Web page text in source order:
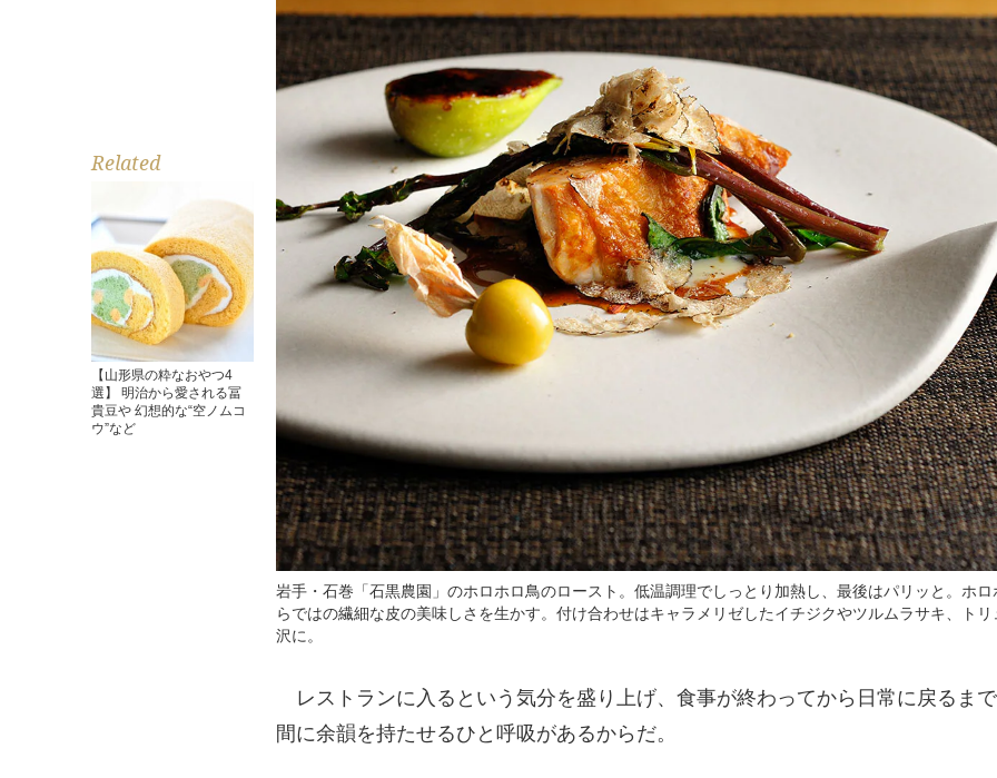
Related
【山形県の粋なおやつ4
選】 明治から愛される冨
貴豆や 幻想的な“空ノムコ
ウ”など
岩手・石巻「石黒農園」のホロホロ鳥のロースト。低温調理でしっとり加熱し、最後はパリッと。ホロ
らではの繊細な皮の美味しさを生かす。付け合わせはキャラメリゼしたイチジクやツルムラサキ、トリ
沢に。
レストランに入るという気分を盛り上げ、食事が終わってから日常に戻るま
間に余韻を持たせるひと呼吸があるからだ。